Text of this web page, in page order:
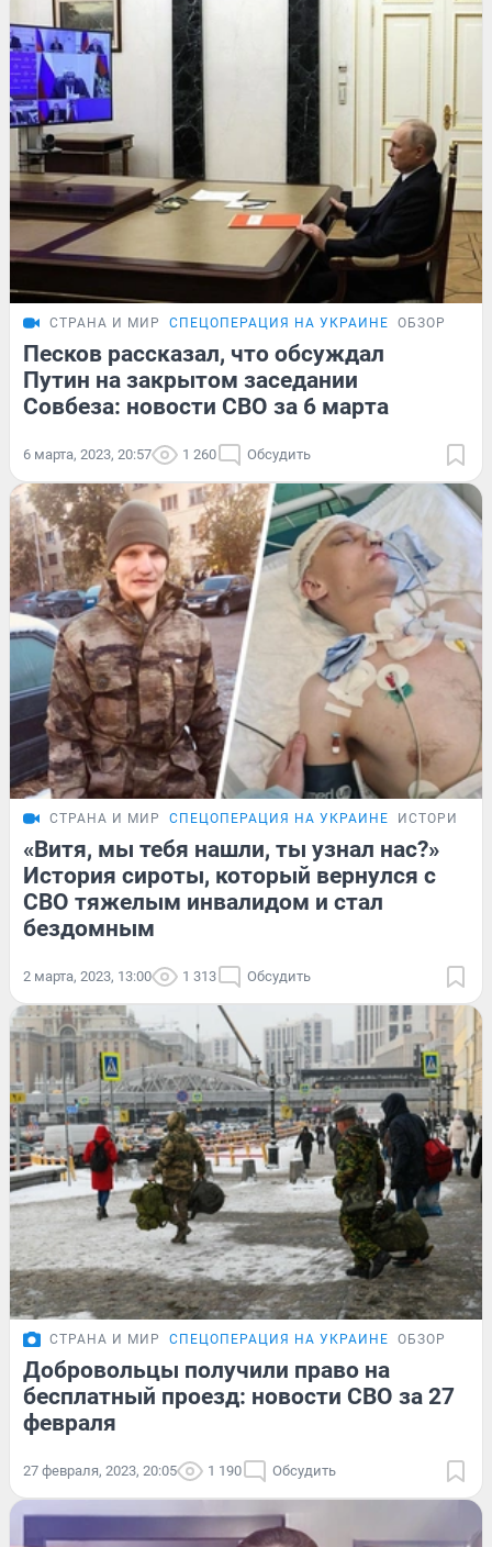
СТРАНА И МИР СПЕЦОПЕРАЦИЯ НА УКРАИНЕ ОБЗОР
Песков рассказал, что обсуждал
Путин на закрытом заседании
Совбеза: новости СВО за 6 марта
6 марта, 2023, 20:57 1 260 Обсудить
СТРАНА И МИР СПЕЦОПЕРАЦИЯ НА УКРАИНЕ ИСТОРИИ
«Витя, мы тебя нашли, ты узнал нас?»
История сироты, который вернулся с
СВО тяжелым инвалидом и стал
бездомным
2 марта, 2023, 13:00 1 313 Обсудить
СТРАНА И МИР СПЕЦОПЕРАЦИЯ НА УКРАИНЕ ОБЗОР
Добровольцы получили право на
бесплатный проезд: новости СВО за 27
февраля
27 февраля, 2023, 20:05 1 190 Обсудить